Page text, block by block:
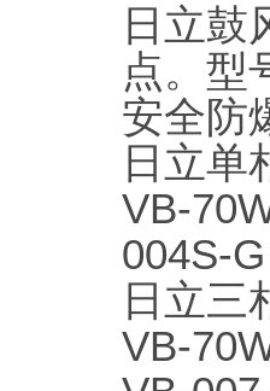
日立鼓
点。型
安全防
日立单
VB-
004S-
日立三
VB-